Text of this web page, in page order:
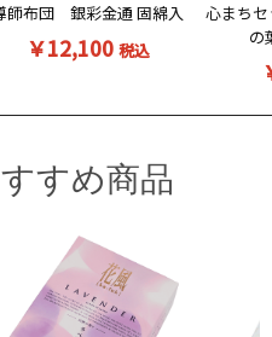
師布団 銀彩金通 固綿入
￥12,100 税込
心まち
の
すめ商品